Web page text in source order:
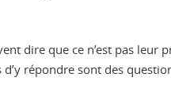
dire que ce n’est pas leur
répondre sont des